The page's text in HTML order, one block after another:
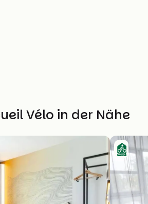
Vélo in der Nähe